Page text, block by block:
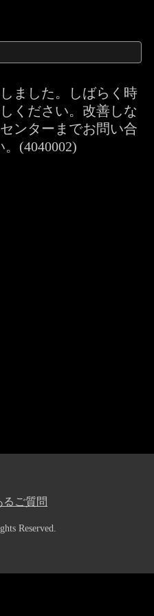
ました。しばらく時
ください。改善しな
ンターまでお問い合
(4040002)
るご質問
Reserved.